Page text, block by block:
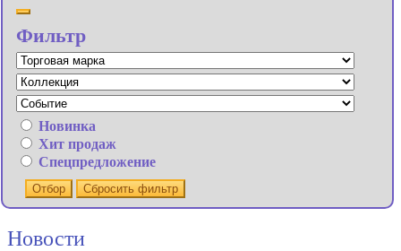
Фильтр
Новинка
Хит продаж
Спецпредложение
Отбор Сбросить фильтр
Новости